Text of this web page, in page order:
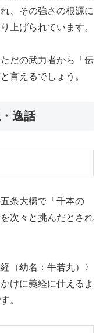
、その強さの根源に
上げられています。
だの武力者から「伝
言えるでしょう。
逸話
条大橋で「千本の
次々と挑んだとされ
（幼名：牛若丸）〉
けに義経に仕えるよ
。